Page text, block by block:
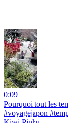
0:09
Pourquoi tout les
#voyagejapon